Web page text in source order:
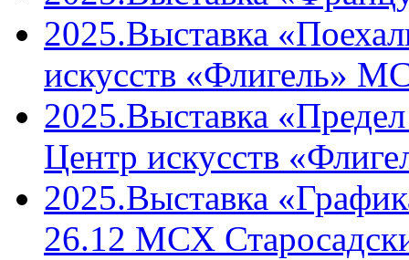
2025.Выставка
искусств «Флигель»
2025.Выставка
Центр искусств
2025.Выставка
26.12 МСХ